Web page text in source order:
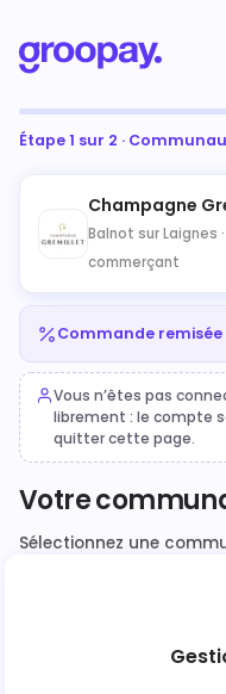
Étape 1 sur 2 ·
Champagne
Balnot sur Laignes ·
commerçant
Commande
Vous n’êtes pas
librement : le compte
quitter cette page.
Votre
Sélectionnez une